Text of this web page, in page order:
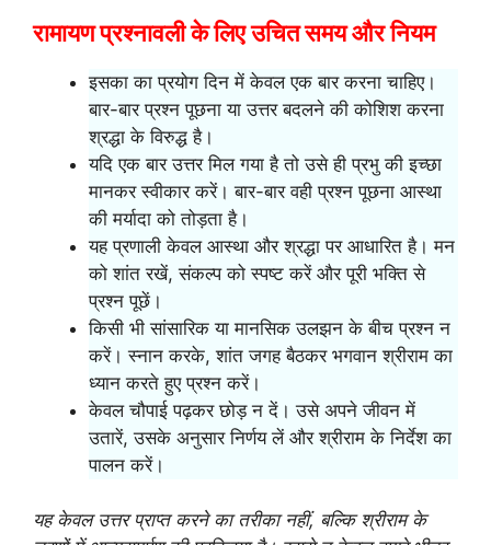
रामायण प्रश्नावली के लिए उचित समय और नियम
इसका का प्रयोग दिन में केवल एक बार करना चाहिए।
बार-बार प्रश्न पूछना या उत्तर बदलने की कोशिश करना
श्रद्धा के विरुद्ध है।
यदि एक बार उत्तर मिल गया है तो उसे ही प्रभु की इच्छा
मानकर स्वीकार करें। बार-बार वही प्रश्न पूछना आस्था
की मर्यादा को तोड़ता है।
यह प्रणाली केवल आस्था और श्रद्धा पर आधारित है। मन
को शांत रखें, संकल्प को स्पष्ट करें और पूरी भक्ति से
प्रश्न पूछें।
किसी भी सांसारिक या मानसिक उलझन के बीच प्रश्न न
करें। स्नान करके, शांत जगह बैठकर भगवान श्रीराम का
ध्यान करते हुए प्रश्न करें।
केवल चौपाई पढ़कर छोड़ न दें। उसे अपने जीवन में
उतारें, उसके अनुसार निर्णय लें और श्रीराम के निर्देश का
पालन करें।
यह केवल उत्तर प्राप्त करने का तरीका नहीं, बल्कि श्रीराम के